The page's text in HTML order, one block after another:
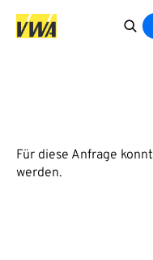
Für diese Anfrage
werden.